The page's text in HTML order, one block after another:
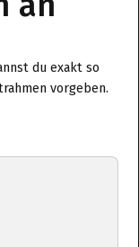
du exakt so
vorgeben.